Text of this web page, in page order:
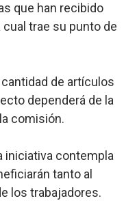
que han recibido
cual trae su punto de
de artículos
dependerá de la
comisión.
iniciativa contempla
tanto al
los trabajadores.